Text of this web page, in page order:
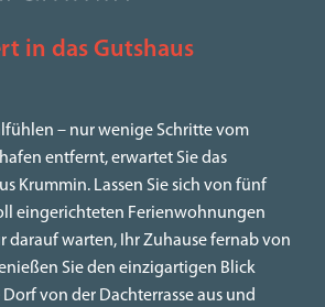
in das Gutshaus
– nur wenige Schritte vom
entfernt, erwartet Sie das
Krummin. Lassen Sie sich von fünf
eingerichteten Ferienwohnungen
darauf warten, Ihr Zuhause fernab von
Sie den einzigartigen Blick
von der Dachterrasse aus und